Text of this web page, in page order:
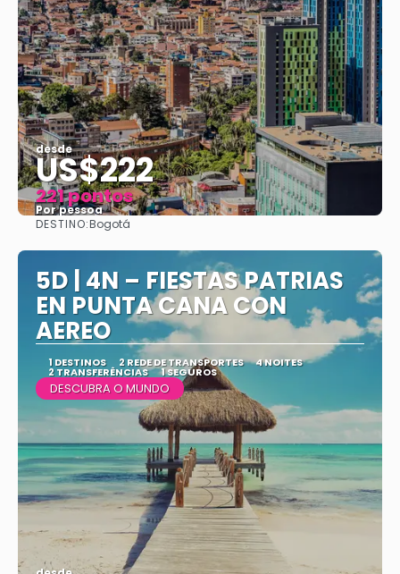
desde
US$222
221 pontos
Por pessoa
DESTINO:Bogotá
5D | 4N – FIESTAS PATRIAS
EN PUNTA CANA CON
AEREO
1 DESTINOS 2 REDE DE TRANSPORTES 4 NOITES
2 TRANSFERÊNCIAS 1 SEGUROS
DESCUBRA O MUNDO